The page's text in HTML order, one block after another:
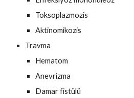
Toksoplazmozis
Aktinomikozis
Travma
Hematom
Anevrizma
Damar fistülü